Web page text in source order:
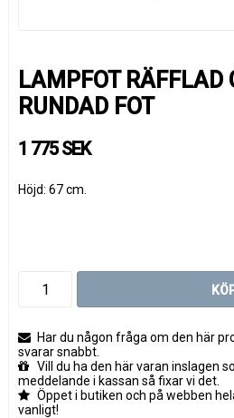
LAMPFOT RÄFFLAD
RUNDAD FOT
1 775 SEK
Höjd: 67 cm.
Har du någon fråga om den här
svarar snabbt.
Vill du ha den här varan inslagen
meddelande i kassan så fixar vi det.
Öppet i butiken och på webben
vanligt!